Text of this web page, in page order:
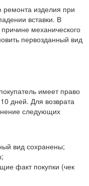
ремонта изделия при
вставки. В
механического
первозданный вид
имеет право
дней. Для возврата
следующих
вид сохранены;
факт покупки (чек